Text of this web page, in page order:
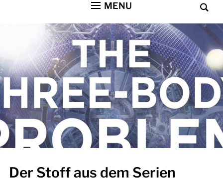
MENU
Der Stoff aus dem Serien